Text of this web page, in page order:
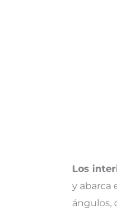
Los
y abarca
ángulos,